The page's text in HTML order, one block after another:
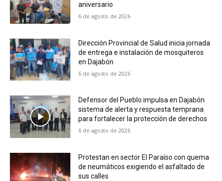
aniversario
6 de agosto de 2026
Dirección Provincial de Salud inicia jornada
de entrega e instalación de mosquiteros
en Dajabón
6 de agosto de 2026
Defensor del Pueblo impulsa en Dajabón
sistema de alerta y respuesta temprana
para fortalecer la protección de derechos
6 de agosto de 2026
Protestan en sector El Paraíso con quema
de neumáticos exigiendo el asfaltado de
sus calles